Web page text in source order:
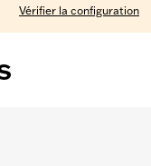
Vérifier la configuration